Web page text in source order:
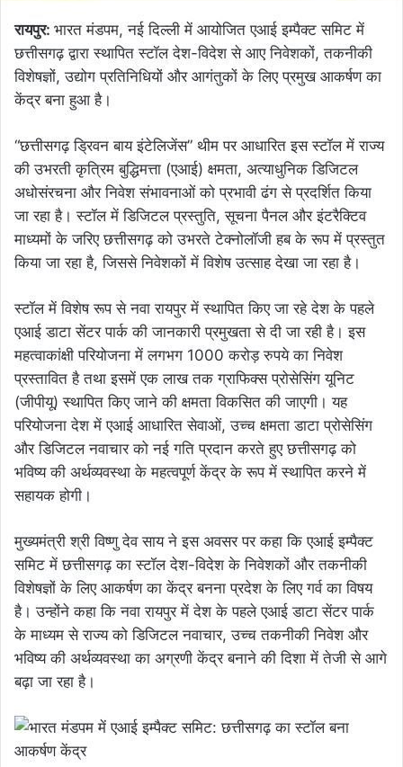
रायपुर: भारत मंडपम, नई दिल्ली में आयोजित एआई इम्पैक्ट समिट में
छत्तीसगढ़ द्वारा स्थापित स्टॉल देश-विदेश से आए निवेशकों, तकनीकी
विशेषज्ञों, उद्योग प्रतिनिधियों और आगंतुकों के लिए प्रमुख आकर्षण का
केंद्र बना हुआ है।
“छत्तीसगढ़ ड्रिवन बाय इंटेलिजेंस” थीम पर आधारित इस स्टॉल में राज्य
की उभरती कृत्रिम बुद्धिमत्ता (एआई) क्षमता, अत्याधुनिक डिजिटल
अधोसंरचना और निवेश संभावनाओं को प्रभावी ढंग से प्रदर्शित किया
जा रहा है। स्टॉल में डिजिटल प्रस्तुति, सूचना पैनल और इंटरैक्टिव
माध्यमों के जरिए छत्तीसगढ़ को उभरते टेक्नोलॉजी हब के रूप में प्रस्तुत
किया जा रहा है, जिससे निवेशकों में विशेष उत्साह देखा जा रहा है।
स्टॉल में विशेष रूप से नवा रायपुर में स्थापित किए जा रहे देश के पहले
एआई डाटा सेंटर पार्क की जानकारी प्रमुखता से दी जा रही है। इस
महत्वाकांक्षी परियोजना में लगभग 1000 करोड़ रुपये का निवेश
प्रस्तावित है तथा इसमें एक लाख तक ग्राफिक्स प्रोसेसिंग यूनिट
(जीपीयू) स्थापित किए जाने की क्षमता विकसित की जाएगी। यह
परियोजना देश में एआई आधारित सेवाओं, उच्च क्षमता डाटा प्रोसेसिंग
और डिजिटल नवाचार को नई गति प्रदान करते हुए छत्तीसगढ़ को
भविष्य की अर्थव्यवस्था के महत्वपूर्ण केंद्र के रूप में स्थापित करने में
सहायक होगी।
मुख्यमंत्री श्री विष्णु देव साय ने इस अवसर पर कहा कि एआई इम्पैक्ट
समिट में छत्तीसगढ़ का स्टॉल देश-विदेश के निवेशकों और तकनीकी
विशेषज्ञों के लिए आकर्षण का केंद्र बनना प्रदेश के लिए गर्व का विषय
है। उन्होंने कहा कि नवा रायपुर में देश के पहले एआई डाटा सेंटर पार्क
के माध्यम से राज्य को डिजिटल नवाचार, उच्च तकनीकी निवेश और
भविष्य की अर्थव्यवस्था का अग्रणी केंद्र बनाने की दिशा में तेजी से आगे
बढ़ा जा रहा है।